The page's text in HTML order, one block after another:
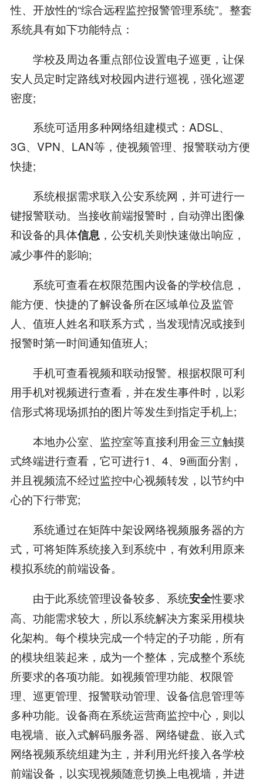
性、开放性的“综合远程监控报警管理系统”。整套
系统具有如下功能特点：
学校及周边各重点部位设置电子巡更，让保
安人员定时定路线对校园内进行巡视，强化巡逻
密度;
系统可适用多种网络组建模式：ADSL、
3G、VPN、LAN等，使视频管理、报警联动方便
快捷;
系统根据需求联入公安系统网，并可进行一
键报警联动。当接收前端报警时，自动弹出图像
和设备的具体信息 ，公安机关则快速做出响应，
减少事件的影响;
系统可查看在权限范围内设备的学校信息，
能方便、快捷的了解设备所在区域单位及监管
人、值班人姓名和联系方式，当发现情况或接到
报警时第一时间通知值班人;
手机可查看视频和联动报警。根据权限可利
用手机对视频进行查看，并在发生事件时，以彩
信形式将现场抓拍的图片等发生到指定手机上;
本地办公室、监控室等直接利用金三立触摸
式终端进行查看，它可进行1、4、9画面分割，
并且视频流不经过监控中心视频转发，以节约中
心的下行带宽;
系统通过在矩阵中架设网络视频服务器的方
式，可将矩阵系统接入到系统中，有效利用原来
模拟系统的前端设备。
由于此系统管理设备较多、系统安全性要求
高、功能需求较大，所以系统解决方案采用模块
化架构。每个模块完成一个特定的子功能，所有
的模块组装起来，成为一个整体，完成整个系统
所要求的各项功能。如视频管理功能、权限管
理、巡更管理、报警联动管理、设备信息管理等
多种功能。设备商在系统运营商监控中心，则以
电视墙、嵌入式解码服务器、网络键盘、嵌入式
网络视频系统组建为主，并利用光纤接入各学校
前端设备，以实现视频随意切换上电视墙，并进